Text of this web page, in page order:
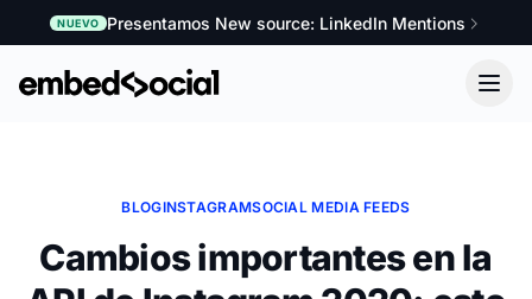
NUEVO Presentamos New source: LinkedIn Mentions
BLOGINSTAGRAMSOCIAL MEDIA FEEDS
Cambios importantes en la